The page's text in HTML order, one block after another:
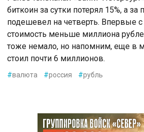
биткоин за сутки потерял 15%, а
подешевел на четверть. Впервые с
стоимость меньше миллиона
тоже немало, но напомним, еще в
стоил почти 6 миллионов.
#валюта #россия #рубль